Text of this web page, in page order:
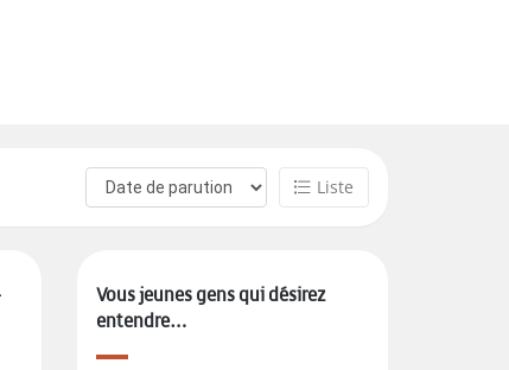
Liste
Vous jeunes gens qui désirez
entendre…